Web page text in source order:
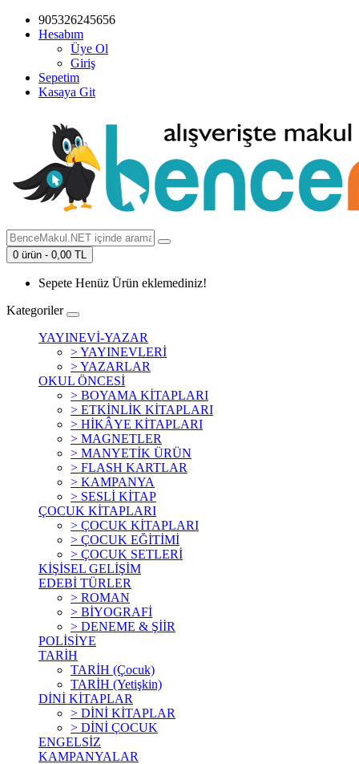
905326245656
Hesabım
Üye Ol
Giriş
Sepetim
Kasaya Git
0 ürün - 0,00 TL
Sepete Henüz Ürün eklemediniz!
Kategoriler
YAYINEVİ-YAZAR
> YAYINEVLERİ
> YAZARLAR
OKUL ÖNCESİ
> BOYAMA KİTAPLARI
> ETKİNLİK KİTAPLARI
> HİKÂYE KİTAPLARI
> MAGNETLER
> MANYETİK ÜRÜN
> FLASH KARTLAR
> KAMPANYA
> SESLİ KİTAP
ÇOCUK KİTAPLARI
> ÇOCUK KİTAPLARI
> ÇOCUK EĞİTİMİ
> ÇOCUK SETLERİ
KİŞİSEL GELİŞİM
EDEBİ TÜRLER
> ROMAN
> BİYOGRAFİ
> DENEME & ŞİİR
POLİSİYE
TARİH
TARİH (Çocuk)
TARİH (Yetişkin)
DİNİ KİTAPLAR
> DİNİ KİTAPLAR
> DİNİ ÇOCUK
ENGELSİZ
KAMPANYALAR